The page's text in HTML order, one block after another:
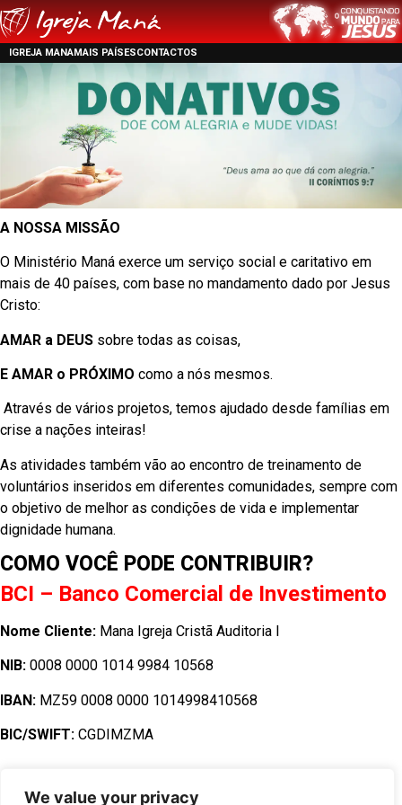
We value your privacy
IGREJA MANAMAIS PAÍSESCONTACTOS
A NOSSA MISSÃO
O Ministério Maná exerce um serviço social e caritativo em
mais de 40 países, com base no mandamento dado por Jesus
Cristo:
AMAR a DEUS sobre todas as coisas,
E AMAR o PRÓXIMO como a nós mesmos.
Através de vários projetos, temos ajudado desde famílias em
crise a nações inteiras!
As atividades também vão ao encontro de treinamento de
voluntários inseridos em diferentes comunidades, sempre com
o objetivo de melhor as condições de vida e implementar
dignidade humana.
COMO VOCÊ PODE CONTRIBUIR?
BCI – Banco Comercial de Investimento
Nome Cliente: Mana Igreja Cristã Auditoria l
NIB: 0008 0000 1014 9984 10568
IBAN: MZ59 0008 0000 1014998410568
BIC/SWIFT: CGDIMZMA